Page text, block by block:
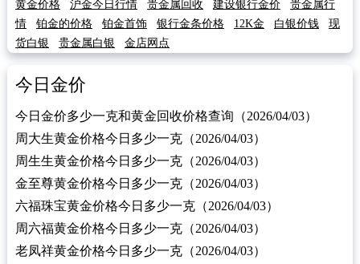
黄金价格
沪金今日行情 贵金属回收 建设银行金价
贵金属行
情
铂金的价格 铂金首饰 银行金条价格 12K金 白银价钱
现
货白银
贵金属白银 金店网点
今日金价
今日金价多少一克和黄金回收价格查询（2026/04/03）
周大生黄金价格今日多少一克（2026/04/03）
周生生黄金价格今日多少一克（2026/04/03）
金至尊黄金价格今日多少一克（2026/04/03）
六福珠宝黄金价格今日多少一克（2026/04/03）
周六福黄金价格今日多少一克（2026/04/03）
老凤祥黄金价格今日多少一克（2026/04/03）